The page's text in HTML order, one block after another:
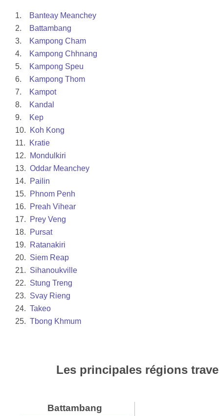
1. Banteay Meanchey
2. Battambang
3. Kampong Cham
4. Kampong Chhnang
5. Kampong Speu
6. Kampong Thom
7. Kampot
8. Kandal
9. Kep
10. Koh Kong
11. Kratie
12. Mondulkiri
13.Oddar Meanchey
14. Pailin
15. Phnom Penh
16. Preah Vihear
17. Prey Veng
18. Pursat
19. Ratanakiri
20. Siem Reap
21. Sihanoukville
22. Stung Treng
23. Svay Rieng
24.Takeo
25.Tbong Khmum
Les principales régions
Battambang